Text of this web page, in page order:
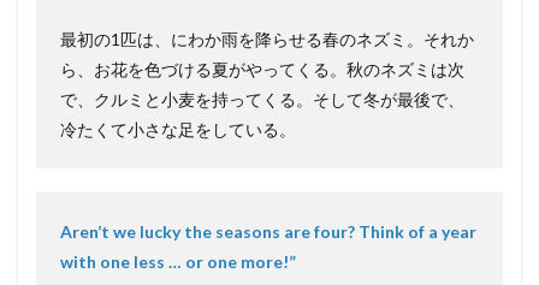
最初の1匹は、にわか雨を降らせる春のネズミ。それか
ら、お花を色づける夏がやってくる。秋のネズミは次
で、クルミと小麦を持ってくる。そして冬が最後で、
冷たくて小さな足をしている。
Aren’t we lucky the seasons are four? Think of a year
with one less … or one more!”